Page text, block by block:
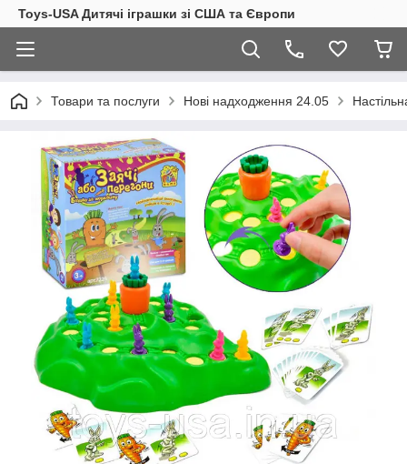
Toys-USA Дитячі іграшки зі США та Європи
Товари та послуги Нові надходження 24.05